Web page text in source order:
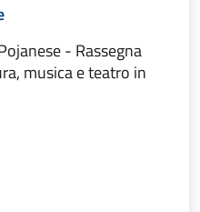
- Rassegna
musica e teatro in